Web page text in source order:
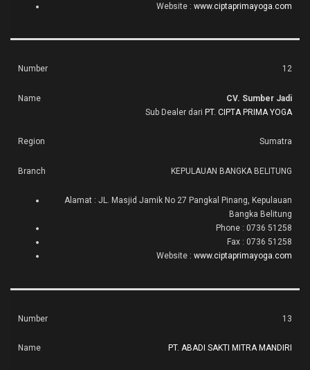
Website : www.ciptaprimayoga.com
12
CV. Sumber Jadi
Sub Dealer dari PT. CIPTA PRIMA YOGA
Sumatra
KEPULAUAN BANGKA BELITUNG
Alamat : JL. Masjid Jamik No 27 Pangkal Pinang, Kepulauan
Bangka Belitung
Phone : 0736 51258
Fax : 0736 51258
Website : www.ciptaprimayoga.com
13
PT. ABADI SAKTI MITRA MANDIRI